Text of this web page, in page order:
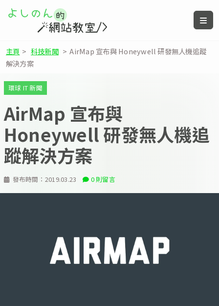
主頁 > 科技新聞 > AirMap 宣布與 Honeywell 研發無人機追蹤
解決方案
發布時間： 2019.03.23 0 則留言
環球 IT 新聞
AirMap 宣布與
Honeywell 研發無人機追
蹤解決方案